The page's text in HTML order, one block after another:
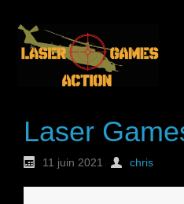
Laser
11 juin 2021 chris